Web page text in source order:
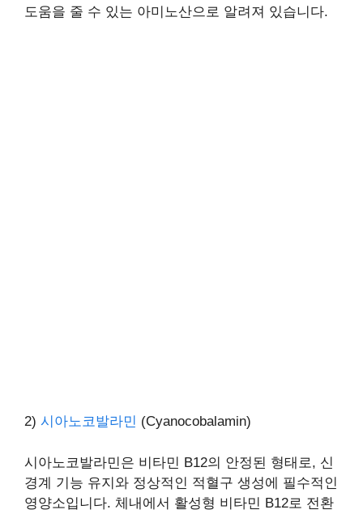
도움을 줄 수 있는 아미노산으로 알려져 있습니다.
2) 시아노코발라민 (Cyanocobalamin)
시아노코발라민은 비타민 B12의 안정된 형태로, 신
경계 기능 유지와 정상적인 적혈구 생성에 필수적인
영양소입니다. 체내에서 활성형 비타민 B12로 전환